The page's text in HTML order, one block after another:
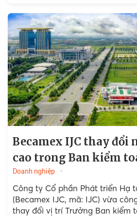
Becamex IJC thay đổi
cao trong Ban kiểm
Doanh nghiệp
Công ty Cổ phần Phát triển Hạ
(Becamex IJC, mã: IJC) vừa
thay đổi vị trí Trưởng Ban kiểm